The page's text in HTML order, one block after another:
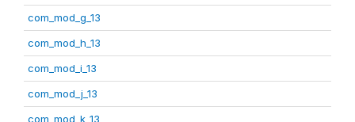
com_mod_g_13
com_mod_h_13
com_mod_i_13
com_mod_j_13
com_mod_k_13